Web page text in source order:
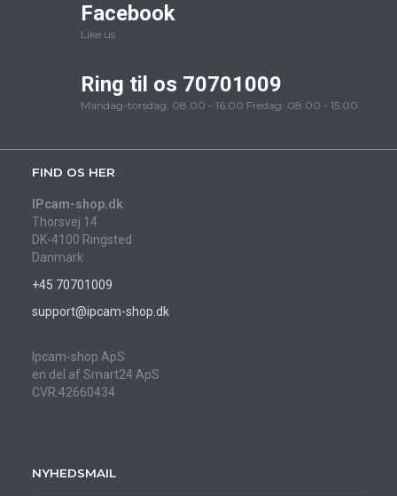
Facebook
Like us
Ring til os 70701009
Mandag-torsdag: 08.00 - 16.00 Fredag: 08.00 - 15.00
FIND OS HER
IPcam-shop.dk
Thorsvej 14
DK-4100 Ringsted
Danmark
+45 70701009
support@ipcam-shop.dk
Ipcam-shop ApS
en del af Smart24 ApS
CVR:42660434
NYHEDSMAIL